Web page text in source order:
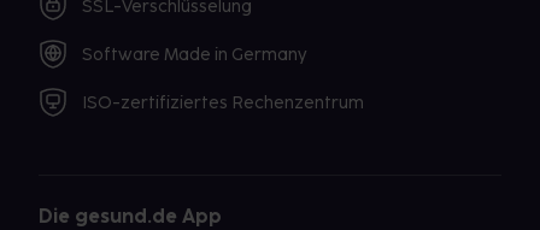
SSL-Verschlüsselung
Software Made in Germany
ISO-zertifiziertes Rechenzentrum
Die gesund.de App